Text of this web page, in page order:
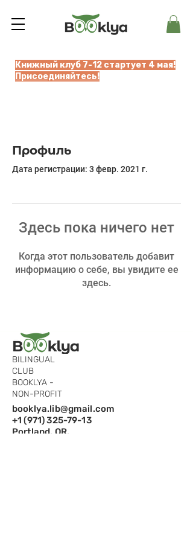
Книжный клуб 7-12 стартует 4 мая!
Присоединяйтесь!
Профиль
Дата регистрации: 3 февр. 2021 г.
Здесь пока ничего нет
Когда этот пользователь добавит
информацию о себе, вы увидите ее
здесь.
BILINGUAL
CLUB
BOOKLYA -
NON-PROFIT
booklya.lib@gmail.com
+1 (971) 325-79-13
Portland, OR,